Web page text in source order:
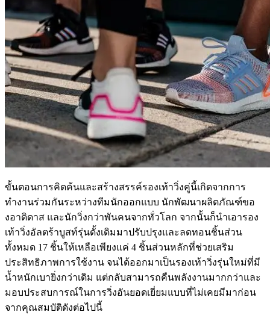
ขั้นตอนการคิดค้นและสร้างสรรค์รองเท้าวิ่งคู่นี้เกิดจากการ
ทำงานร่วมกันระหว่างทีมนักออกแบบ นักพัฒนาผลิตภัณฑ์ขอ
งอาดิดาส และนักวิ่งกว่าพันคนจากทั่วโลก จากนั้นก็นำเอารอง
เท้าวิ่งอัลตร้าบูสท์รุ่นดั้งเดิมมาปรับปรุงและลดทอนชิ้นส่วน
ทั้งหมด 17 ชิ้นให้เหลือเพียงแค่ 4 ชิ้นส่วนหลักที่ช่วยเสริม
ประสิทธิภาพการใช้งาน จนได้ออกมาเป็นรองเท้าวิ่งรุ่นใหม่ที่มี
น้ำหนักเบายิ่งกว่าเดิม แต่กลับสามารถคืนพลังงานมากกว่าและ
มอบประสบการณ์ในการวิ่งอันยอดเยี่ยมแบบที่ไม่เคยมีมาก่อน
จากคุณสมบัติดังต่อไปนี้